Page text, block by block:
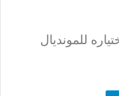
للمونديال
تيلقرام